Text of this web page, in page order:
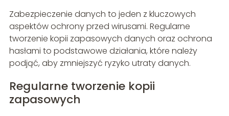
Zabezpieczenie danych to jeden z kluczowych
aspektów ochrony przed wirusami. Regularne
tworzenie kopii zapasowych danych oraz ochrona
hasłami to podstawowe działania, które należy
podjąć, aby zmniejszyć ryzyko utraty danych.
Regularne tworzenie kopii
zapasowych